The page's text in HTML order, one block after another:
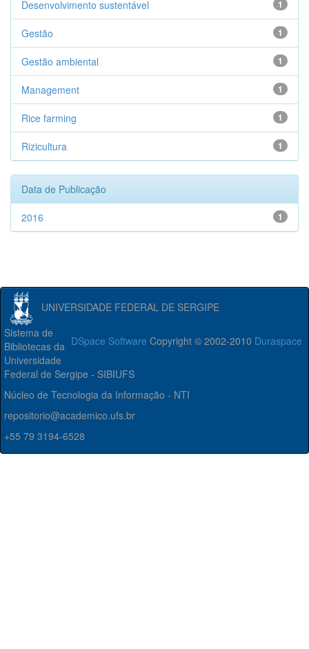
1
Desenvolvimento sustentável
1
Gestão
1
Gestão ambiental
1
Management
1
Rice farming
1
Rizicultura
Data de Publicação
1
2016
UNIVERSIDADE FEDERAL DE SERGIPE
DSpace Software Copyright © 2002-2010 Duraspace
Sistema de
Bibliotecas da
Universidade
Federal de Sergipe - SIBIUFS
Núcleo de Tecnologia da Informação - NTI
repositorio@academico.ufs.br
+55 79 3194-6528